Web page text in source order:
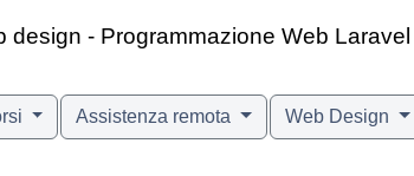
design - Programmazione Web Laravel
Assistenza remota Web Design